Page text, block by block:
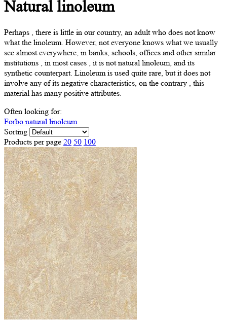
Natural linoleum
Perhaps , there is little in our country, an adult who does not know
what the linoleum. However, not everyone knows what we usually
see almost everywhere, in banks, schools, offices and other similar
institutions , in most cases , it is not natural linoleum, and its
synthetic counterpart. Linoleum is used quite rare, but it does not
involve any of its negative characteristics, on the contrary , this
material has many positive attributes.
Often looking for:
Forbo natural linoleum
Sorting
Products per page 20 50 100